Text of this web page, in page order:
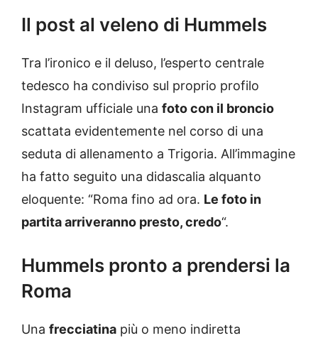
Il post al veleno di Hummels
Tra l’ironico e il deluso, l’esperto centrale
tedesco ha condiviso sul proprio profilo
Instagram ufficiale una foto con il broncio
scattata evidentemente nel corso di una
seduta di allenamento a Trigoria. All’immagine
ha fatto seguito una didascalia alquanto
eloquente: “Roma fino ad ora. Le foto in
partita arriveranno presto, credo“.
Hummels pronto a prendersi la
Roma
Una frecciatina più o meno indiretta